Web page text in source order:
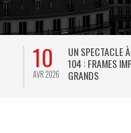
10
AVR 2026
UN SPECTACLE
104 : FRAMES
GRANDS